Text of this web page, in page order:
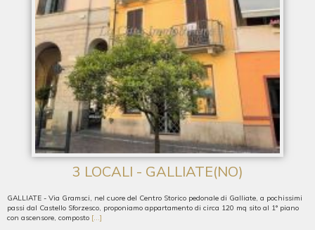
3 LOCALI - GALLIATE(NO)
GALLIATE - Via Gramsci, nel cuore del Centro Storico pedonale di Galliate, a pochissimi
passi dal Castello Sforzesco, proponiamo appartamento di circa 120 mq sito al 1° piano
con ascensore, composto [...]